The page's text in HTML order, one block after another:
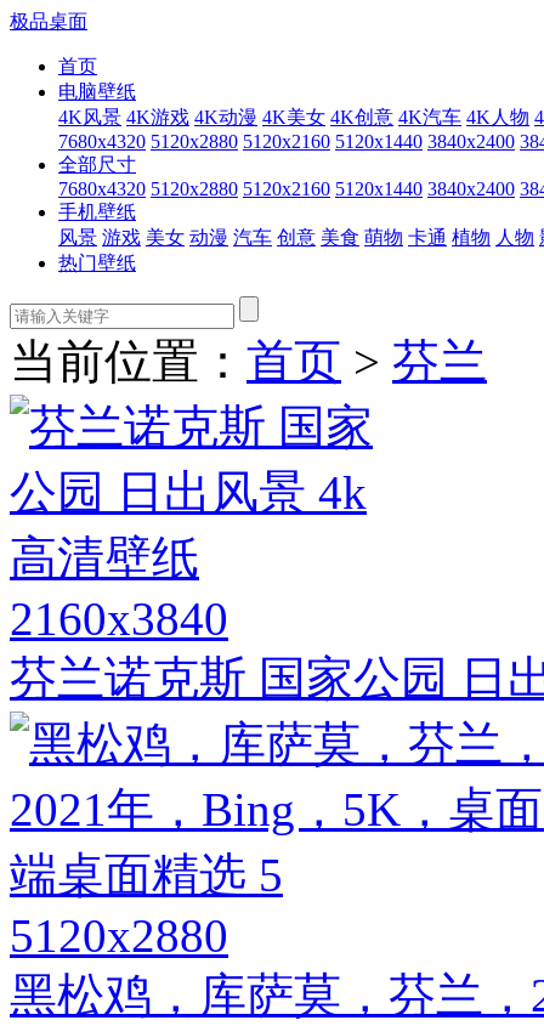
极品桌面
首页
电脑壁纸
4K风景 4K游戏 4K动漫 4K美女 4K创意 4K汽车 4K人物
7680x4320 5120x2880 5120x2160 5120x1440 3840x2400
全部尺寸
7680x4320 5120x2880 5120x2160 5120x1440 3840x2400
手机壁纸
风景 游戏 美女 动漫 汽车 创意 美食 萌物 卡通 植物 人物
热门壁纸
当前位置： 首页 > 芬兰
2160x3840
芬兰诺克斯 国家公园 日
5120x2880
黑松鸡，库萨莫，芬兰